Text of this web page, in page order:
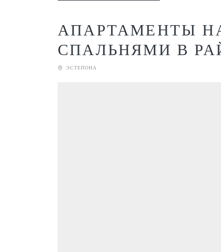
АПАРТАМЕНТЫ
СПАЛЬНЯМИ В
ЭСТЕПОНА